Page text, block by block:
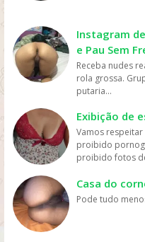
mais fácil e
cinema ou
pessoas
Personalização:
oferecem
nos gostos dos
descubram
filmes online.
online devido à
fácil, preços
pelas
Instagram
e Pau Sem
Receba nudes
rola grossa.
putaria...
Exibição de
Vamos
proibido
proibido fotos
Casa do
Pode tudo